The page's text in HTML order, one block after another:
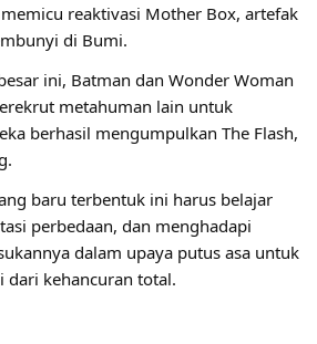
reaktivasi Mother Box, artefak
di Bumi.
ini, Batman dan Wonder Woman
metahuman lain untuk
berhasil mengumpulkan The Flash,
baru terbentuk ini harus belajar
perbedaan, dan menghadapi
dalam upaya putus asa untuk
dari kehancuran total.